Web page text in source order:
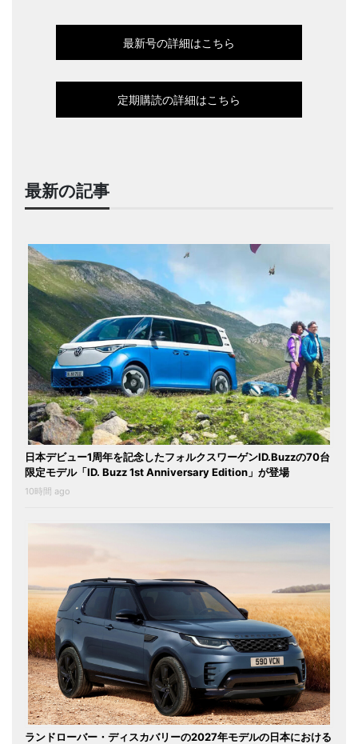
最新号の詳細はこちら
定期購読の詳細はこちら
最新の記事
日本デビュー1周年を記念したフォルクスワーゲンID.Buzzの70台
限定モデル「ID. Buzz 1st Anniversary Edition」が登場
10時間 ago
ランドローバー・ディスカバリーの2027年モデルの日本における